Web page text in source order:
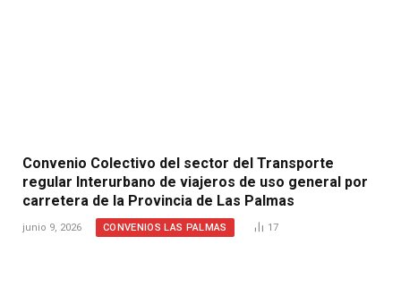
Convenio Colectivo del sector del Transporte
regular Interurbano de viajeros de uso general por
carretera de la Provincia de Las Palmas
junio 9, 2026 CONVENIOS LAS PALMAS 17